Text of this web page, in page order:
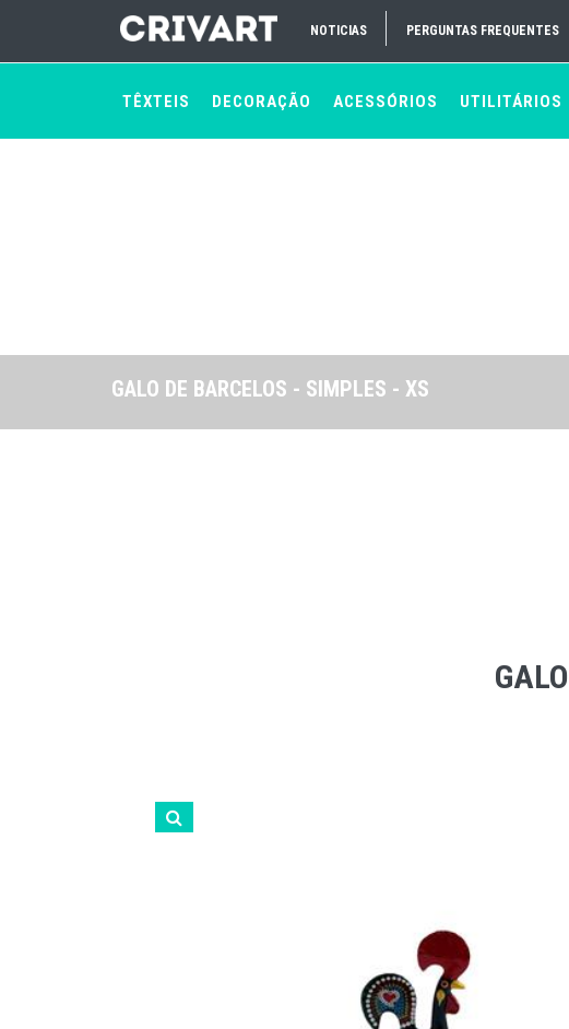
NOTICIAS PERGUNTAS FREQUENTES
TÊXTEIS DECORAÇÃO ACESSÓRIOS UTILITÁRIOS
GALO DE BARCELOS - SIMPLES - XS